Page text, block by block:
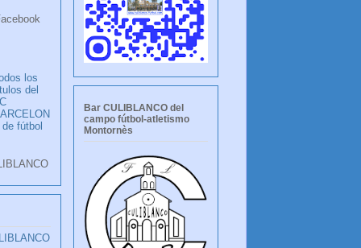
los
del
de fútbol
Bar CULIBLANCO del
campo fútbol-atletismo
Montornès